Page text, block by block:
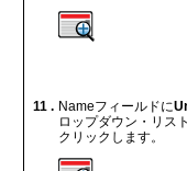
11 . Nameフィールドに
ロップダウン・リス
クリックします。